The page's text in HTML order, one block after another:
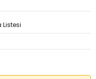
Listesi